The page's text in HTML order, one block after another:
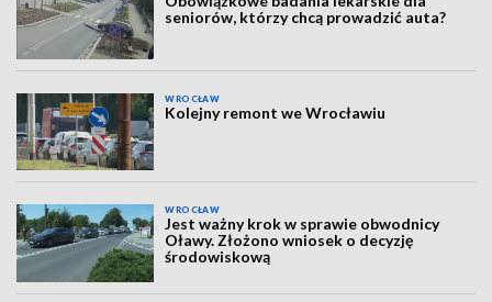
seniorów, którzy chcą prowadzić auta?
WROCŁAW
Kolejny remont we Wrocławiu
WROCŁAW
Jest ważny krok w sprawie obwodnicy
Oławy. Złożono wniosek o decyzję
środowiskową